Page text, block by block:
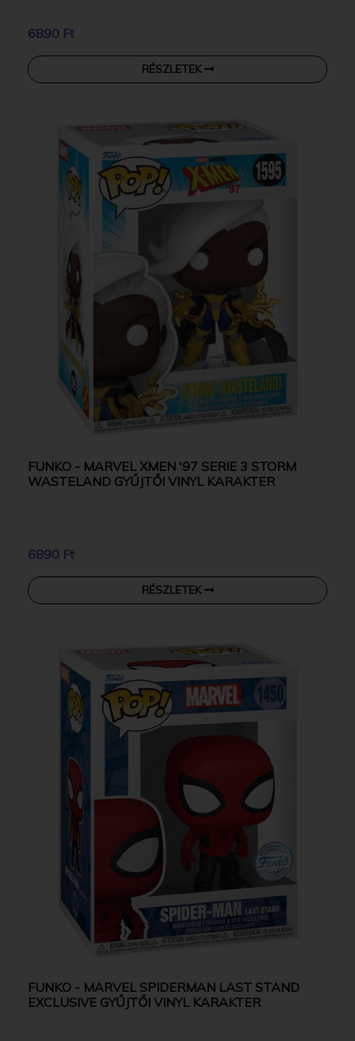
6890 Ft
RÉSZLETEK
FUNKO - MARVEL XMEN '97 SERIE 3 STORM
WASTELAND GYŰJTŐI VINYL KARAKTER
6890 Ft
RÉSZLETEK
FUNKO - MARVEL SPIDERMAN LAST STAND
EXCLUSIVE GYŰJTŐI VINYL KARAKTER